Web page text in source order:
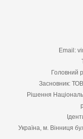
Email:
Головний
Засновник:
Рішення
Україна, м. Вінниця